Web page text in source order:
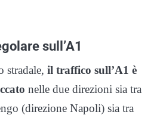
sull’A1
stradale, il traffico sull’A1 è
nelle due direzioni sia tra
(direzione Napoli) sia tra